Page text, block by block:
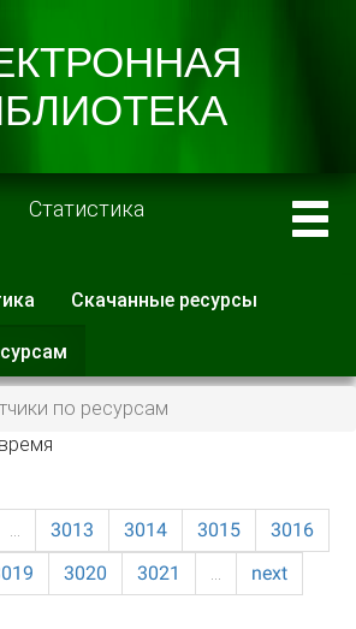
Статистика
Скачанные ресурсы
вкладка)
по ресурсам
… 3013 3014 3015
3016
3020 3021 …
next